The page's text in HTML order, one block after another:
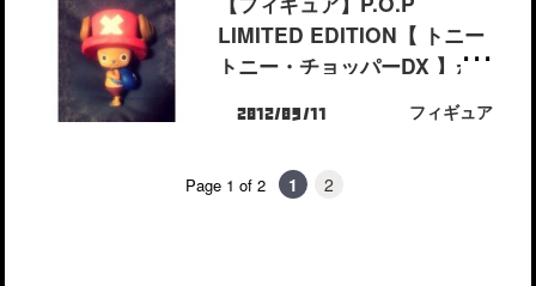
LIMITED EDITION【 トニー
トニー・チョッパーDX 】が
届いたので感想＆レビュー！
2012/09/11 フィギュア
Page 1 of 2 1 2